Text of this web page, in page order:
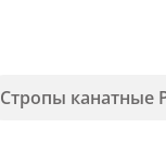
Стропы канатные